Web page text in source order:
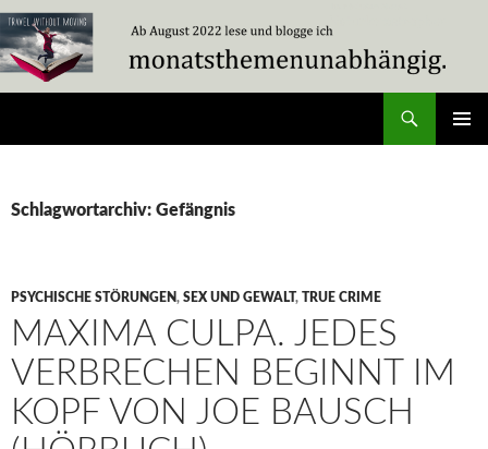
Zum
Inhalt
springen
Schlagwortarchiv: Gefängnis
PSYCHISCHE STÖRUNGEN, SEX UND GEWALT, TRUE CRIME
MAXIMA CULPA. JEDES
VERBRECHEN BEGINNT IM
KOPF VON JOE BAUSCH